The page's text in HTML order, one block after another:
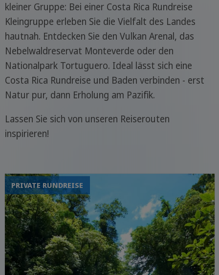
kleiner Gruppe: Bei einer Costa Rica Rundreise
Kleingruppe erleben Sie die Vielfalt des Landes
hautnah. Entdecken Sie den Vulkan Arenal, das
Nebelwaldreservat Monteverde oder den
Nationalpark Tortuguero. Ideal lässt sich eine
Costa Rica Rundreise und Baden verbinden - erst
Natur pur, dann Erholung am Pazifik.
Lassen Sie sich von unseren Reiserouten
inspirieren!
PRIVATE RUNDREISE